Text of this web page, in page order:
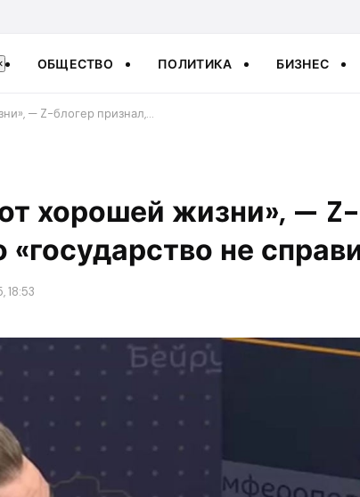
ОБЩЕСТВО ПОЛИТИКА БИЗНЕС
— Z-блогер признал,…
хорошей жизни», —
«государство не
18:53